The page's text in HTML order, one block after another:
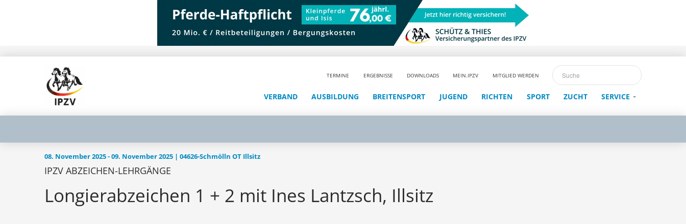
TERMINE ERGEBNISSE DOWNLOADS MEIN.IPZV MITGLIED WERDEN
VERBAND AUSBILDUNG BREITENSPORT JUGEND RICHTEN SPORT ZUCHT SERVICE
08. November 2025 - 09. November 2025 | 04626-Schmölln OT Illsitz
IPZV ABZEICHEN-LEHRGÄNGE
Longierabzeichen 1 + 2 mit Ines Lantzsch, Illsitz